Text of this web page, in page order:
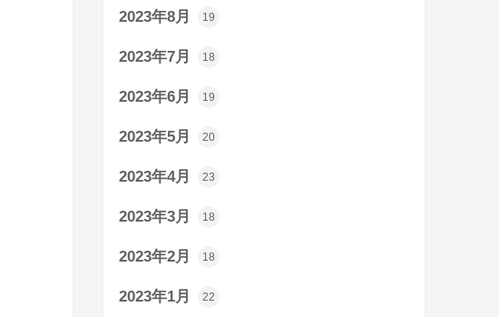
2023年8月 19
2023年7月 18
2023年6月 19
2023年5月 20
2023年4月 23
2023年3月 18
2023年2月 18
2023年1月 22